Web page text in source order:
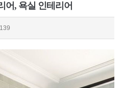
어, 욕실 인테리어